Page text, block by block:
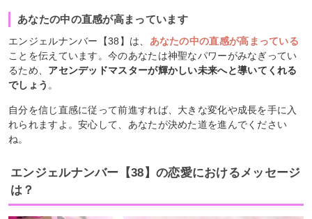
あなたの中の直感が高まっています
エンジェルナンバー【38】は、 あなたの中の直感が高まっている
ことを伝えています。今のあなたは神聖なパワーがみなぎってい
るため、 アセンデッドマスターが輝かしい未来へと導いてくれる
でしょう 。
自分を信じ直感に従って前進すれば、大きな変化や成長を手に入
れられますよ。安心して、あなたが決めた道を進んでください
ね。
エンジェルナンバー【38】の恋愛におけるメッセージ
は？